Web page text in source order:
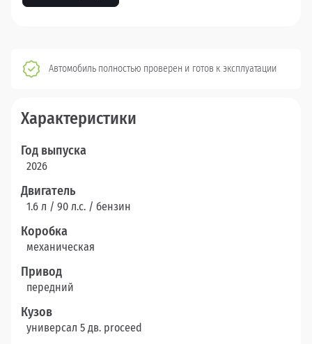
Автомобиль полностью проверен и готов к эксплуатации
Характеристики
Год выпуска
2026
Двигатель
1.6 л / 90 л.c. / бензин
Коробка
механическая
Привод
передний
Кузов
универсал 5 дв. proceed